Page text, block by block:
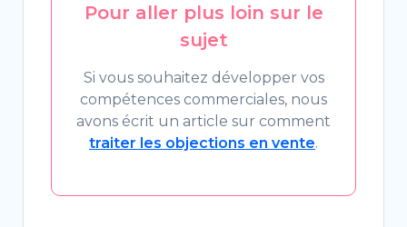
Pour aller plus loin sur le
sujet
Si vous souhaitez développer vos
compétences commerciales, nous
avons écrit un article sur comment
traiter les objections en vente.